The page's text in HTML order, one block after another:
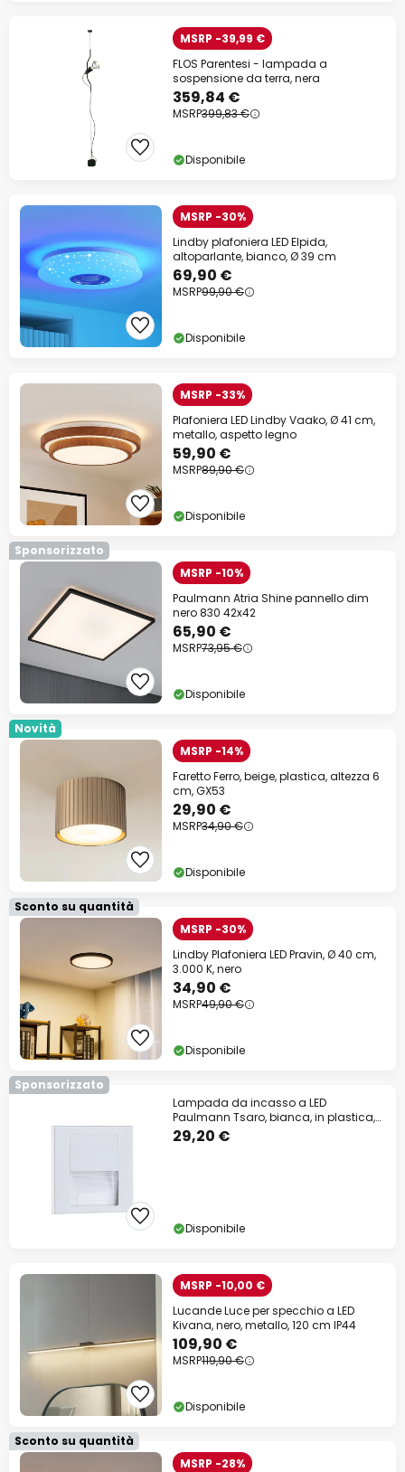
MSRP -39,99 €
FLOS Parentesi - lampada a
sospensione da terra, nera
359,84 €
MSRP399,83 €
Disponibile
MSRP -30%
Lindby plafoniera LED Elpida,
altoparlante, bianco, Ø 39 cm
69,90 €
MSRP99,90 €
Disponibile
MSRP -33%
Plafoniera LED Lindby Vaako, Ø 41 cm,
metallo, aspetto legno
59,90 €
MSRP89,90 €
Disponibile
Sponsorizzato
MSRP -10%
Paulmann Atria Shine pannello dim
nero 830 42x42
65,90 €
MSRP73,95 €
Disponibile
Novità
MSRP -14%
Faretto Ferro, beige, plastica, altezza 6
cm, GX53
29,90 €
MSRP34,90 €
Disponibile
Sconto su quantità
MSRP -30%
Lindby Plafoniera LED Pravin, Ø 40 cm,
3.000 K, nero
34,90 €
MSRP49,90 €
Disponibile
Sponsorizzato
Lampada da incasso a LED
Paulmann Tsaro, bianca, in plastica,
2700 K
29,20 €
Disponibile
MSRP -10,00 €
Lucande Luce per specchio a LED
Kivana, nero, metallo, 120 cm IP44
109,90 €
MSRP119,90 €
Disponibile
Sconto su quantità
MSRP -28%